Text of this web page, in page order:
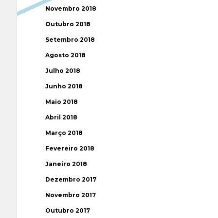
Novembro 2018
Outubro 2018
Setembro 2018
Agosto 2018
Julho 2018
Junho 2018
Maio 2018
Abril 2018
Março 2018
Fevereiro 2018
Janeiro 2018
Dezembro 2017
Novembro 2017
Outubro 2017